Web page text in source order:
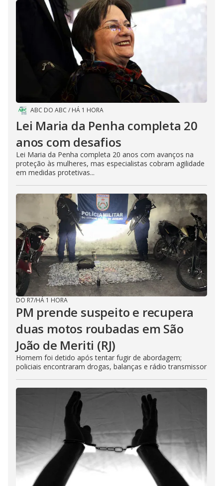
ABC DO ABC / HÁ 1 HORA
Lei Maria da Penha completa 20
anos com desafios
Lei Maria da Penha completa 20 anos com avanços na
proteção às mulheres, mas especialistas cobram agilidade
em medidas protetivas...
DO R7/HÁ 1 HORA
PM prende suspeito e recupera
duas motos roubadas em São
João de Meriti (RJ)
Homem foi detido após tentar fugir de abordagem;
policiais encontraram drogas, balanças e rádio transmissor